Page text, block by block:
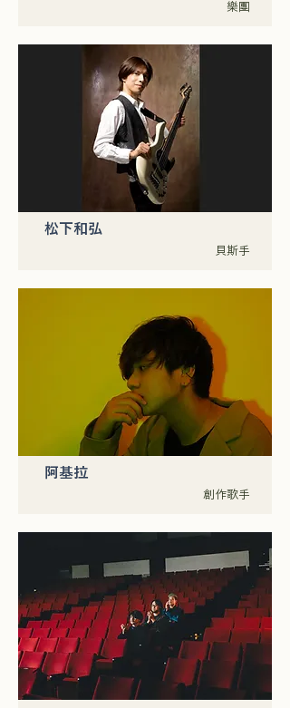
樂團
松下和弘
貝斯手
阿基拉
創作歌手